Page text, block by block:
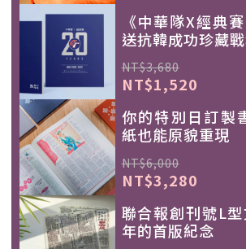
《中華隊X經典
送抗韓成功珍藏戰
NT$3,680
NT$1,520
你的特別日訂製
紙也能原貌重現
NT$6,000
NT$3,280
聯合報創刊號L
年的首版紀念